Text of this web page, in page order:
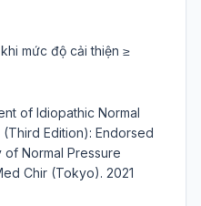
mức độ cải thiện ≥
of Idiopathic Normal
Edition): Endorsed
Normal Pressure
Chir (Tokyo). 2021